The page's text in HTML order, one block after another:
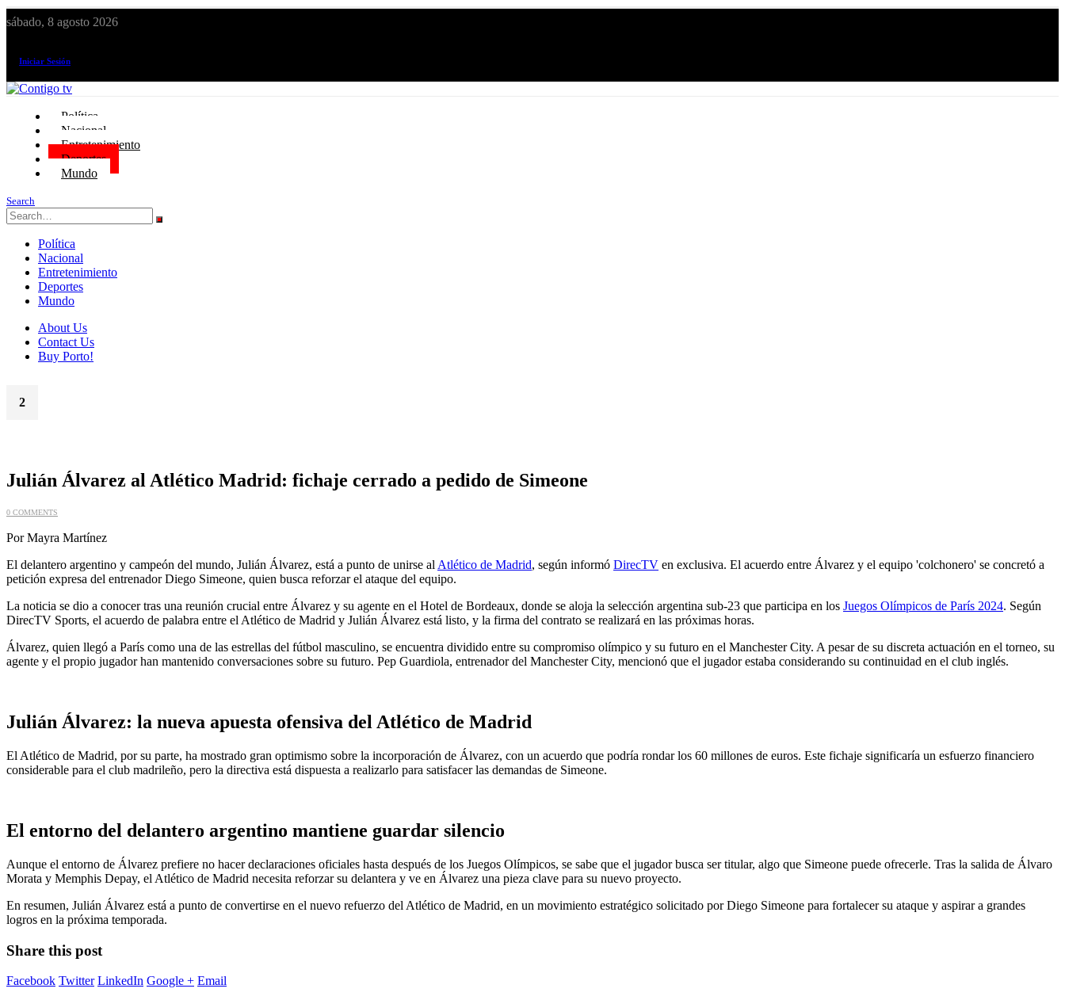
sábado, 8 agosto 2026
Iniciar Sesión
Política
Nacional
Entretenimiento
Deportes
Mundo
Search
Política
Nacional
Entretenimiento
Deportes
Mundo
About Us
Contact Us
Buy Porto!
2
Julián Álvarez al Atlético Madrid: fichaje cerrado a pedido de Simeone
0 COMMENTS
Por Mayra Martínez
El delantero argentino y campeón del mundo, Julián Álvarez, está a punto de unirse al Atlético de Madrid, según informó DirecTV en exclusiva. El acuerdo entre Álvarez y el equipo 'colchonero' se concretó a
petición expresa del entrenador Diego Simeone, quien busca reforzar el ataque del equipo.
La noticia se dio a conocer tras una reunión crucial entre Álvarez y su agente en el Hotel de Bordeaux, donde se aloja la selección argentina sub-23 que participa en los Juegos Olímpicos de París 2024. Según
DirecTV Sports, el acuerdo de palabra entre el Atlético de Madrid y Julián Álvarez está listo, y la firma del contrato se realizará en las próximas horas.
Álvarez, quien llegó a París como una de las estrellas del fútbol masculino, se encuentra dividido entre su compromiso olímpico y su futuro en el Manchester City. A pesar de su discreta actuación en el torneo, su
agente y el propio jugador han mantenido conversaciones sobre su futuro. Pep Guardiola, entrenador del Manchester City, mencionó que el jugador estaba considerando su continuidad en el club inglés.
Julián Álvarez: la nueva apuesta ofensiva del Atlético de Madrid
El Atlético de Madrid, por su parte, ha mostrado gran optimismo sobre la incorporación de Álvarez, con un acuerdo que podría rondar los 60 millones de euros. Este fichaje significaría un esfuerzo financiero
considerable para el club madrileño, pero la directiva está dispuesta a realizarlo para satisfacer las demandas de Simeone.
El entorno del delantero argentino mantiene guardar silencio
Aunque el entorno de Álvarez prefiere no hacer declaraciones oficiales hasta después de los Juegos Olímpicos, se sabe que el jugador busca ser titular, algo que Simeone puede ofrecerle. Tras la salida de Álvaro
Morata y Memphis Depay, el Atlético de Madrid necesita reforzar su delantera y ve en Álvarez una pieza clave para su nuevo proyecto.
En resumen, Julián Álvarez está a punto de convertirse en el nuevo refuerzo del Atlético de Madrid, en un movimiento estratégico solicitado por Diego Simeone para fortalecer su ataque y aspirar a grandes
logros en la próxima temporada.
Share this post
Facebook Twitter LinkedIn Google + Email